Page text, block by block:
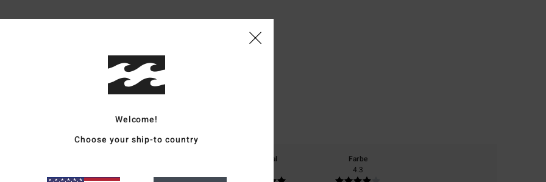
4.7/5
6 verifizierten Bewertungen
Leistungs-Verhältnis
Zu groß
Material
Farbe
4.3
Welcome!
Choose your ship-to country